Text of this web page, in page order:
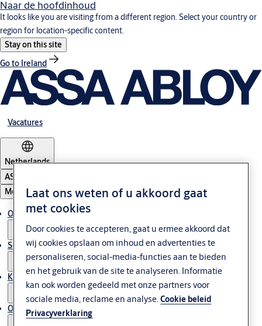
Naar de hoofdinhoud
It looks like you are visiting from a different region. Select your country or
region for location-specific content.
Stay on this site
Go to Ireland
Vacatures
Netherlands
ASSA ABLOY Group
Menu
Oplossingen
Service & Onderhoud
Kenniscentrum
Over ons
Laat ons weten of u akkoord gaat
met cookies
Door cookies te accepteren, gaat u ermee akkoord dat
wij cookies opslaan om inhoud en advertenties te
personaliseren, social-media-functies aan te bieden
en het gebruik van de site te analyseren. Informatie
kan ook worden gedeeld met onze partners voor
sociale media, reclame en analyse.Cookie beleid
Privacyverklaring